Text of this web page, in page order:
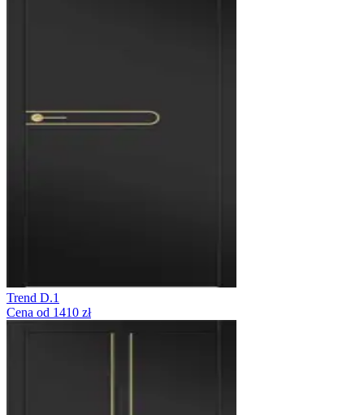
Trend D.1
Cena od 1410 zł